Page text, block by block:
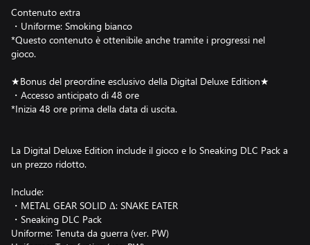
Contenuto extra
・Uniforme: Smoking bianco
*Questo contenuto è ottenibile anche tramite i progressi nel
gioco.
★Bonus del preordine esclusivo della Digital Deluxe Edition★
・Accesso anticipato di 48 ore
*Inizia 48 ore prima della data di uscita.
La Digital Deluxe Edition include il gioco e lo Sneaking DLC Pack a
un prezzo ridotto.
Include:
・METAL GEAR SOLID Δ: SNAKE EATER
・Sneaking DLC Pack
Uniforme: Tenuta da guerra (ver. PW)